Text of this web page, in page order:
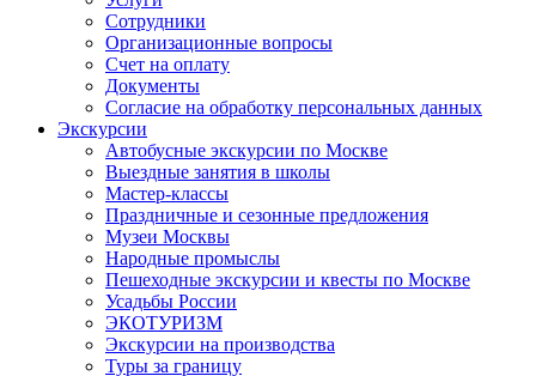
Сотрудники
Организационные вопросы
Счет на оплату
Документы
Согласие на обработку персональных данных
Экскурсии
Автобусные экскурсии по Москве
Выездные занятия в школы
Мастер-классы
Праздничные и сезонные предложения
Музеи Москвы
Народные промыслы
Пешеходные экскурсии и квесты по Москве
Усадьбы России
ЭКОТУРИЗМ
Экскурсии на производства
Туры за границу